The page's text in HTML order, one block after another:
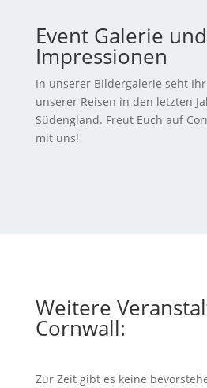
Event Galerie und
Impressionen
In unserer Bildergalerie seht
unserer Reisen in den letzten
Südengland. Freut Euch auf
mit uns!
Weitere
Cornwall:
Zur Zeit gibt es keine